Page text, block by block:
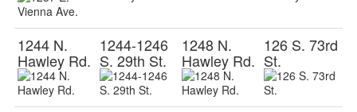
1244 N.
Hawley Rd.
1244-1246
S. 29th St.
1248 N.
Hawley Rd.
126 S. 73rd
St.